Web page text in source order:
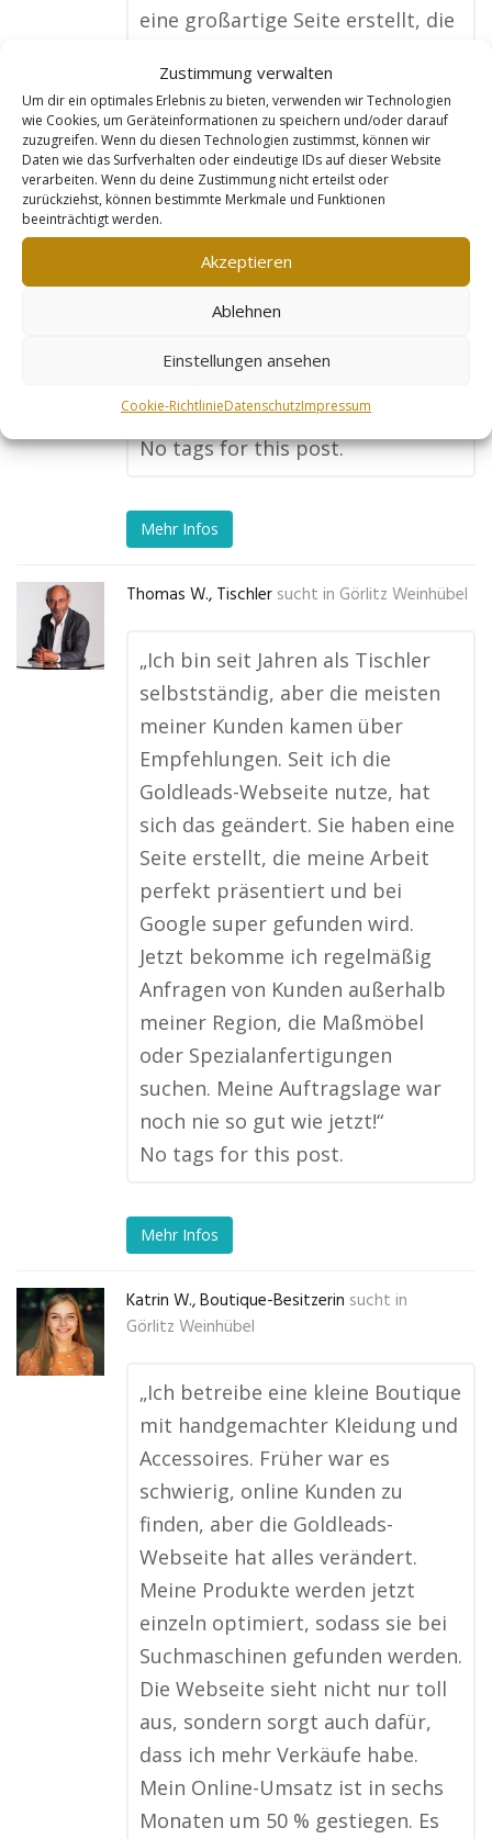
Zustimmung verwalten
Um dir ein optimales Erlebnis zu bieten, verwenden wir Technologien
wie Cookies, um Geräteinformationen zu speichern und/oder darauf
zuzugreifen. Wenn du diesen Technologien zustimmst, können wir
Daten wie das Surfverhalten oder eindeutige IDs auf dieser Website
verarbeiten. Wenn du deine Zustimmung nicht erteilst oder
zurückziehst, können bestimmte Merkmale und Funktionen
beeinträchtigt werden.
Akzeptieren
Ablehnen
Einstellungen ansehen
Cookie-RichtlinieDatenschutzImpressum
eine großartige Seite erstellt, die
zeigt. Jetzt finden mich
Hundebesitzer aus meiner Region
ganz einfach online, und ich
bekomme viel mehr Buchungen
als früher. Besonders toll finde
ich, dass die Seite ständig
optimiert wird. Mein
Terminkalender ist jetzt immer
voll und ich habe bereits online
Deutschland verkaufe!“
No tags for this post.
Mehr Infos
Thomas W., Tischler sucht in Görlitz Weinhübel
„Ich bin seit Jahren als Tischler
selbstständig, aber die meisten
meiner Kunden kamen über
Empfehlungen. Seit ich die
Goldleads-Webseite nutze, hat
sich das geändert. Sie haben eine
Seite erstellt, die meine Arbeit
perfekt präsentiert und bei
Google super gefunden wird.
Jetzt bekomme ich regelmäßig
Anfragen von Kunden außerhalb
meiner Region, die Maßmöbel
oder Spezialanfertigungen
suchen. Meine Auftragslage war
noch nie so gut wie jetzt!“
No tags for this post.
Mehr Infos
Katrin W., Boutique-Besitzerin sucht in
Görlitz Weinhübel
„Ich betreibe eine kleine Boutique
mit handgemachter Kleidung und
Accessoires. Früher war es
schwierig, online Kunden zu
finden, aber die Goldleads-
Webseite hat alles verändert.
Meine Produkte werden jetzt
einzeln optimiert, sodass sie bei
Suchmaschinen gefunden werden.
Die Webseite sieht nicht nur toll
aus, sondern sorgt auch dafür,
dass ich mehr Verkäufe habe.
Mein Online-Umsatz ist in sechs
Monaten um 50 % gestiegen. Es